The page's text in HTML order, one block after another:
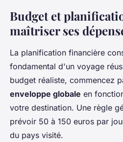
Budget et
maîtriser ses
La planification financière
fondamental d'un voyage
budget réaliste, commencez
enveloppe globale en
votre destination. Une règle
prévoir 50 à 150 euros par
du pays visité.